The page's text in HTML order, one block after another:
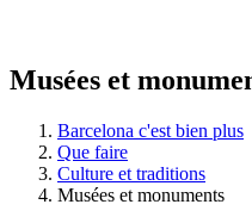
Musées et
Barcelona c'est bien plus
Que faire
Culture et traditions
Musées et monuments